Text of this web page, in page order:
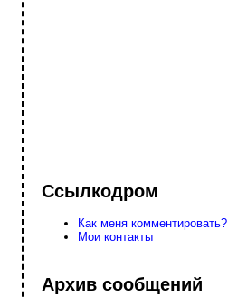
Ссылкодром
Как меня комментировать?
Мои контакты
Архив сообщений